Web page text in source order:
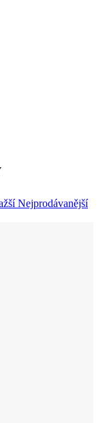
Nejprodávanější